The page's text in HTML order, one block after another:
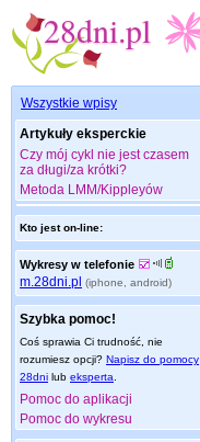
Wszystkie wpisy
Artykuły eksperckie
Czy mój cykl nie jest czasem
za długi/za krótki?
Metoda LMM/Kippleyów
Kto jest on-line:
Wykresy w telefonie
m.28dni.pl (iphone, android)
Szybka pomoc!
Coś sprawia Ci trudność, nie
rozumiesz opcji? Napisz do pomocy
28dni lub eksperta
Pomoc do aplikacji
Pomoc do wykresu